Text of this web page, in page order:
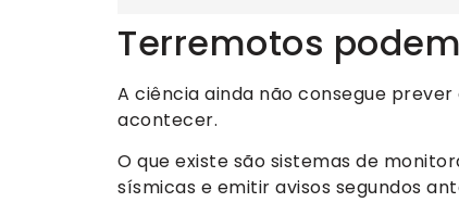
Terremotos
A ciência ainda não consegue
acontecer.
O que existe são sistemas de
sísmicas e emitir avisos segundos